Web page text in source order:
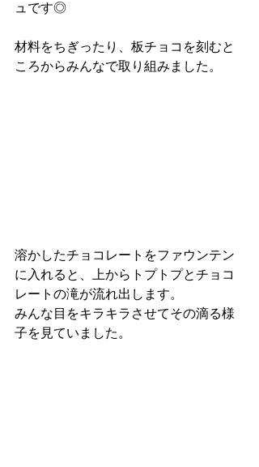
ュです◎
材料をちぎったり、板チョコを刻むと
ころからみんなで取り組みました。
溶かしたチョコレートをファウンテン
に入れると、上からトプトプとチョコ
レートの滝が流れ出します。
みんな目をキラキラさせてその滴る様
子を見ていました。